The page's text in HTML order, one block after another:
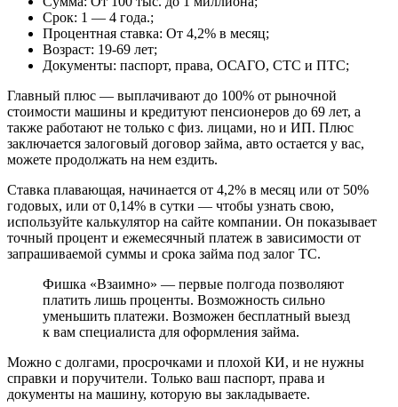
Срок: 1 — 4 года.;
Процентная ставка: От 4,2% в месяц;
Возраст: 19-69 лет;
Документы: паспорт, права, ОСАГО, СТС и ПТС;
Главный плюс — выплачивают до 100% от рыночной
стоимости машины и кредитуют пенсионеров до 69 лет, а
также работают не только с физ. лицами, но и ИП. Плюс
заключается залоговый договор займа, авто остается у вас,
можете продолжать на нем ездить.
Ставка плавающая, начинается от 4,2% в месяц или от 50%
годовых, или от 0,14% в сутки — чтобы узнать свою,
используйте калькулятор на сайте компании. Он показывает
точный процент и ежемесячный платеж в зависимости от
запрашиваемой суммы и срока займа под залог ТС.
Фишка «Взаимно» — первые полгода позволяют
платить лишь проценты. Возможность сильно
уменьшить платежи. Возможен бесплатный выезд
к вам специалиста для оформления займа.
Можно с долгами, просрочками и плохой КИ, и не нужны
справки и поручители. Только ваш паспорт, права и
документы на машину, которую вы закладываете.